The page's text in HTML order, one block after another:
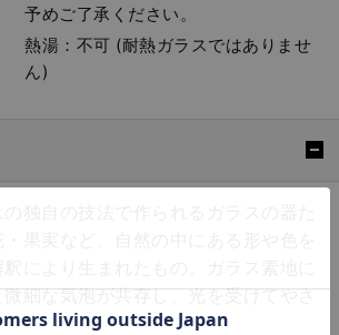
予めご了承ください。
熱湯：不可 (耐熱ガラスではありませ
ん)
細な気泡が共存し、光を受けてやさ